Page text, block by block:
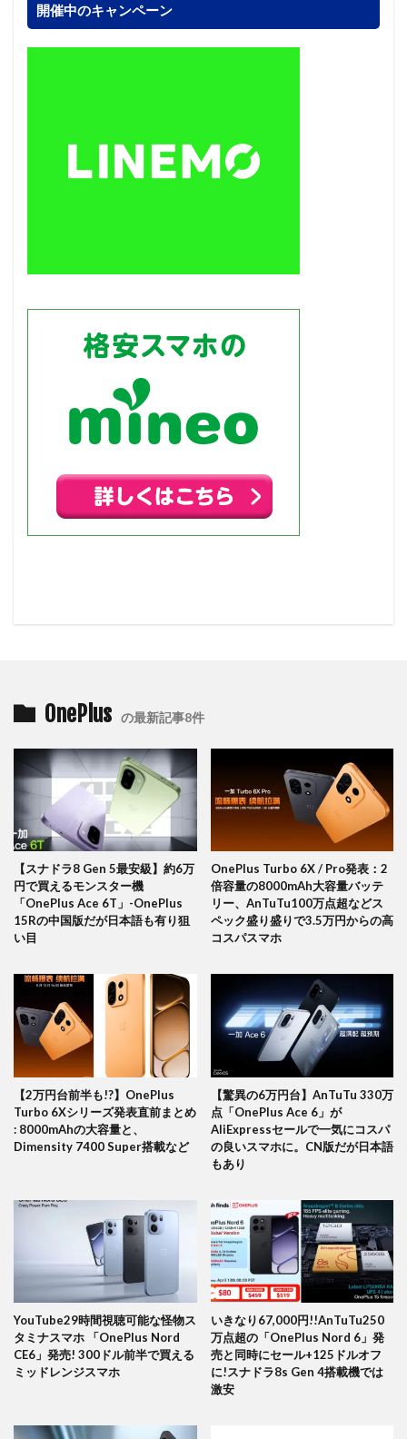
開催中のキャンペーン
OnePlus の最新記事8件
【スナドラ8 Gen 5最安級】約6万
円で買えるモンスター機
「OnePlus Ace 6T」-OnePlus
15Rの中国版だが日本語も有り狙
い目
OnePlus Turbo 6X / Pro発表：2
倍容量の8000mAh大容量バッテ
リー、AnTuTu100万点超などス
ペック盛り盛りで3.5万円からの高
コスパスマホ
【2万円台前半も!?】OnePlus
Turbo 6Xシリーズ発表直前まとめ
: 8000mAhの大容量と、
Dimensity 7400 Super搭載など
【驚異の6万円台】AnTuTu 330万
点「OnePlus Ace 6」が
AliExpressセールで一気にコスパ
の良いスマホに。CN版だが日本語
もあり
YouTube29時間視聴可能な怪物ス
タミナスマホ 「OnePlus Nord
CE6」発売! 300ドル前半で買える
ミッドレンジスマホ
いきなり67,000円!!AnTuTu250
万点超の「OnePlus Nord 6」発
売と同時にセール+125ドルオフ
に!スナドラ8s Gen 4搭載機では
激安